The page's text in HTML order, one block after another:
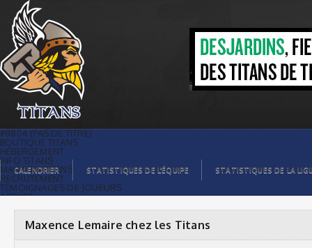
Maxence Lemaire chez les Titans |
Titans de témiscaming
#8804 (PAS DE TITRE)
BOUTIQUE TITANS
HÉBERGEMENT
INFO TITANS
MAGASIN TITANS
RECRUTEMENT
TÉMOIGNAGES DE JOUEURS
ACCUEIL
GALERIE PHOTOS
STATISTIQUES
ORGANISATION
CALENDRIER STATISTIQUES DE L’ÉQUIPE STATISTIQUES DE LA
Maxence Lemaire chez les Titans